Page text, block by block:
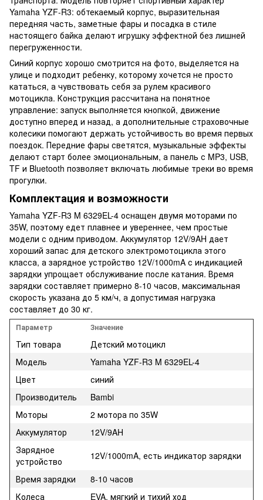
Yamaha YZF-R3: обтекаемый корпус, выразительная
передняя часть, заметные фары и посадка в стиле
настоящего байка делают игрушку эффектной без лишней
перегруженности.
Синий корпус хорошо смотрится на фото, выделяется на
улице и подходит ребенку, которому хочется не просто
кататься, а чувствовать себя за рулем красивого
мотоцикла. Конструкция рассчитана на понятное
управление: запуск выполняется кнопкой, движение
доступно вперед и назад, а дополнительные страховочные
колесики помогают держать устойчивость во время первых
поездок. Передние фары светятся, музыкальные эффекты
делают старт более эмоциональным, а панель с MP3, USB,
TF и Bluetooth позволяет включать любимые треки во время
прогулки.
Комплектация и возможности
Yamaha YZF-R3 M 6329EL-4 оснащен двумя моторами по
35W, поэтому едет плавнее и увереннее, чем простые
модели с одним приводом. Аккумулятор 12V/9AH дает
хороший запас для детского электромотоцикла этого
класса, а зарядное устройство 12V/1000mA с индикацией
зарядки упрощает обслуживание после катания. Время
зарядки составляет примерно 8-10 часов, максимальная
скорость указана до 5 км/ч, а допустимая нагрузка
составляет до 30 кг.
Параметр Значение
Тип товара
Детский мотоцикл
Модель
Yamaha YZF-R3 M 6329EL-4
Цвет
синий
Производитель
Bambi
Моторы
2 мотора по 35W
Аккумулятор
12V/9AH
Зарядное
устройство
12V/1000mA, есть индикатор зарядки
Время зарядки
8-10 часов
Колеса
EVA, мягкий и тихий ход